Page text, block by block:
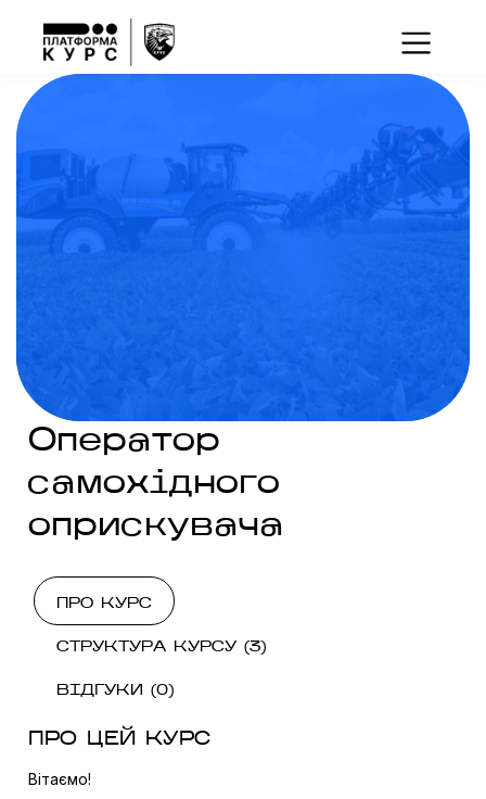
Оператор
самохідного
оприскувача
ПРО КУРС
СТРУКТУРА КУРСУ (3)
ВІДГУКИ (0)
ПРО ЦЕЙ КУРС
Вітаємо!